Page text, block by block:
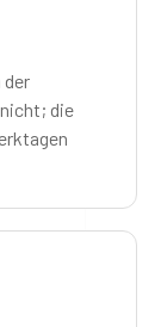
der
die